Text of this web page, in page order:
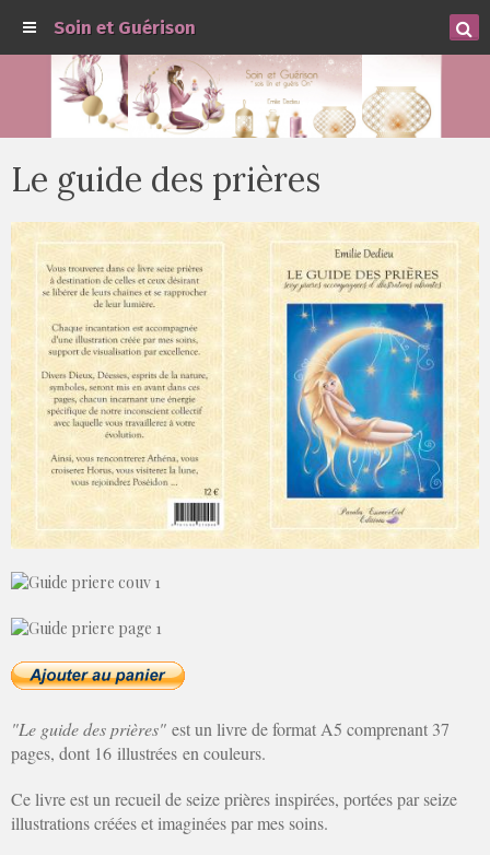
Soin et Guérison
Le guide des prières
"Le guide des prières" est un livre de format A5 comprenant 37
pages, dont 16 illustrées en couleurs.
Ce livre est un recueil de seize prières inspirées, portées par seize
illustrations créées et imaginées par mes soins.